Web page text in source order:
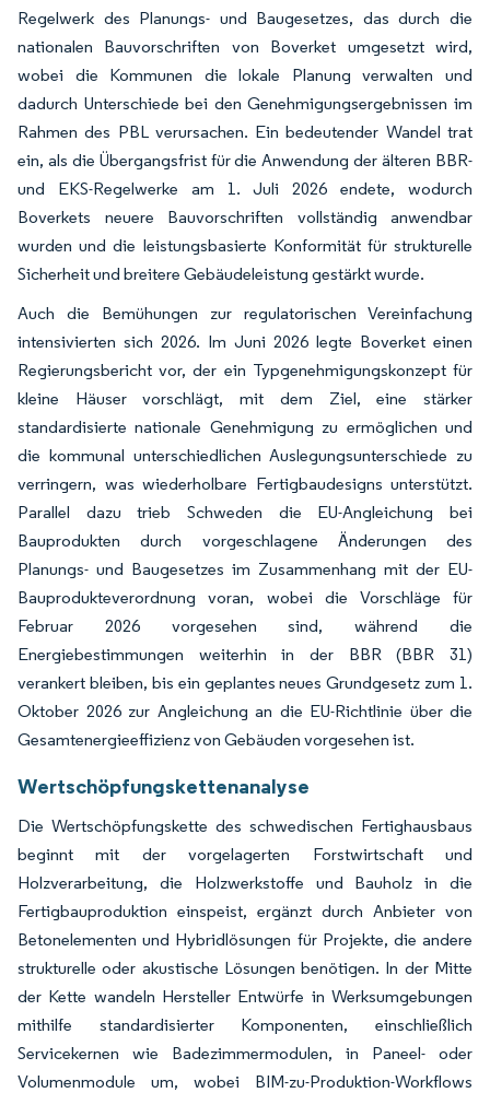
Regelwerk des Planungs- und Baugesetzes, das durch die
nationalen Bauvorschriften von Boverket umgesetzt wird,
wobei die Kommunen die lokale Planung verwalten und
dadurch Unterschiede bei den Genehmigungsergebnissen im
Rahmen des PBL verursachen. Ein bedeutender Wandel trat
ein, als die Übergangsfrist für die Anwendung der älteren BBR-
und EKS-Regelwerke am 1. Juli 2026 endete, wodurch
Boverkets neuere Bauvorschriften vollständig anwendbar
wurden und die leistungsbasierte Konformität für strukturelle
Sicherheit und breitere Gebäudeleistung gestärkt wurde.
Auch die Bemühungen zur regulatorischen Vereinfachung
intensivierten sich 2026. Im Juni 2026 legte Boverket einen
Regierungsbericht vor, der ein Typgenehmigungskonzept für
kleine Häuser vorschlägt, mit dem Ziel, eine stärker
standardisierte nationale Genehmigung zu ermöglichen und
die kommunal unterschiedlichen Auslegungsunterschiede zu
verringern, was wiederholbare Fertigbaudesigns unterstützt.
Parallel dazu trieb Schweden die EU-Angleichung bei
Bauprodukten durch vorgeschlagene Änderungen des
Planungs- und Baugesetzes im Zusammenhang mit der EU-
Bauprodukteverordnung voran, wobei die Vorschläge für
Februar 2026 vorgesehen sind, während die
Energiebestimmungen weiterhin in der BBR (BBR 31)
verankert bleiben, bis ein geplantes neues Grundgesetz zum 1.
Oktober 2026 zur Angleichung an die EU-Richtlinie über die
Gesamtenergieeffizienz von Gebäuden vorgesehen ist.
Wertschöpfungskettenanalyse
Die Wertschöpfungskette des schwedischen Fertighausbaus
beginnt mit der vorgelagerten Forstwirtschaft und
Holzverarbeitung, die Holzwerkstoffe und Bauholz in die
Fertigbauproduktion einspeist, ergänzt durch Anbieter von
Betonelementen und Hybridlösungen für Projekte, die andere
strukturelle oder akustische Lösungen benötigen. In der Mitte
der Kette wandeln Hersteller Entwürfe in Werksumgebungen
mithilfe standardisierter Komponenten, einschließlich
Servicekernen wie Badezimmermodulen, in Paneel- oder
Volumenmodule um, wobei BIM-zu-Produktion-Workflows